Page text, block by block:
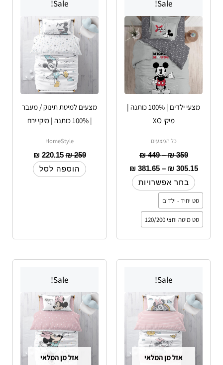
Sale!
מצעי ילדים | 100% כותנה |
מיקי XO
כל המצעים
₪359
–
₪449
עד
⁦₪ 449⁩
₪ 305.15
–
₪ 381.65
עד
⁦₪ 381.65⁩
בחר אפשרויות
יש
מספר
סוגים.
ניתן
את
בעמוד
סט יחיד - ילדים
סט מיטה וחצי 120/200
Sale!
מצעים למיטת תינוק / מעבר
| 100% כותנה | מיקי ירח
HomeStyle
₪259
₪ 220.15
הוספה לסל
Sale!
אזל מן המלאי
Sale!
אזל מן המלאי